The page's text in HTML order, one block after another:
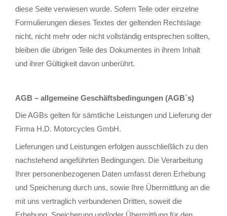
diese Seite verwiesen wurde. Sofern Teile oder einzelne
Formulierungen dieses Textes der geltenden Rechtslage
nicht, nicht mehr oder nicht vollständig entsprechen sollten,
bleiben die übrigen Teile des Dokumentes in ihrem Inhalt
und ihrer Gültigkeit davon unberührt.
AGB – allgemeine Geschäftsbedingungen (AGB`s)
Die AGBs gelten für sämtliche Leistungen und Lieferung der
Firma H.D. Motorcycles GmbH.
Lieferungen und Leistungen erfolgen ausschließlich zu den
nachstehend angeführten Bedingungen. Die Verarbeitung
Ihrer personenbezogenen Daten umfasst deren Erhebung
und Speicherung durch uns, sowie Ihre Übermittlung an die
mit uns vertraglich verbundenen Dritten, soweit die